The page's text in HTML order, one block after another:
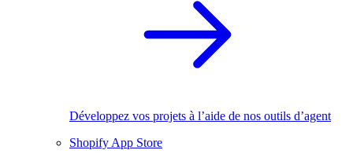
Développez vos projets à l’aide de nos outils d’agent
Shopify App Store